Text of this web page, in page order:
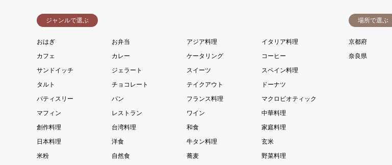
ジャンルで選ぶ
おはぎ お弁当 アジア料理
イタリア料理
カフェ
カレー ケータリング
コーヒー
サンドイッチ
ジェラート スイーツ
スペイン料理
タルト
チョコレート テイクアウト
ドーナツ
パティスリー
パン フランス料理
マクロビオティック
マフィン
レストラン ワイン
中華料理
創作料理
台湾料理 和食
家庭料理
日本料理
洋食 牛タン料理
玄米
米粉
自然食 蕎麦 野菜料理
場所で選ぶ
京都府
奈良県